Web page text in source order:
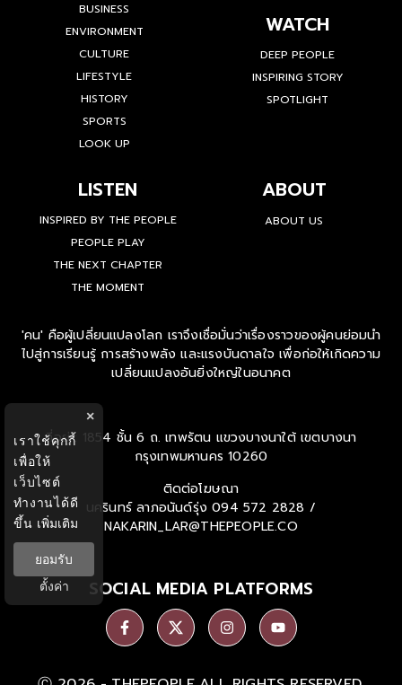
BUSINESS
ENVIRONMENT
CULTURE
LIFESTYLE
HISTORY
SPORTS
LOOK UP
WATCH
DEEP PEOPLE
INSPIRING STORY
SPOTLIGHT
LISTEN
INSPIRED BY THE PEOPLE
PEOPLE PLAY
THE NEXT CHAPTER
THE MOMENT
ABOUT
ABOUT US
'คน' คือผู้เปลี่ยนแปลงโลก เราจึงเชื่อมั่นว่าเรื่องราวของผู้คนย่อมนำ
ไปสู่การเรียนรู้ การสร้างพลัง และแรงบันดาลใจ เพื่อก่อให้เกิดความ
เปลี่ยนแปลงอันยิ่งใหญ่ในอนาคต
ที่อยู่ : 1854 ชั้น 6 ถ. เทพรัตน แขวงบางนาใต้ เขตบางนา
กรุงเทพมหานคร 10260
ติดต่อโฆษณา
นครินทร์ ลาภอนันด์รุ่ง 094 572 2828 /
NAKARIN_LAR@THEPEOPLE.CO
SOCIAL MEDIA PLATFORMS
×
เราใช้คุกกี้
เพื่อให้
เว็บไซต์
ทำงานได้ดี
ขึ้น เพิ่มเติม
ยอมรับ
ตั้งค่า